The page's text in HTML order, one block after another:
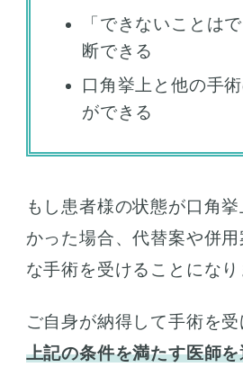
「できないことは
断できる
口角挙上と他の手
ができる
もし患者様の状態が口角
かった場合、代替案や併
な手術を受けることになり
ご自身が納得して手術を受
上記の条件を満たす医師